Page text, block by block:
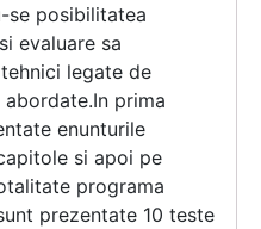
se posibilitatea
evaluare sa
legate de
prima
enunturile
si apoi pe
programa
prezentate 10 teste